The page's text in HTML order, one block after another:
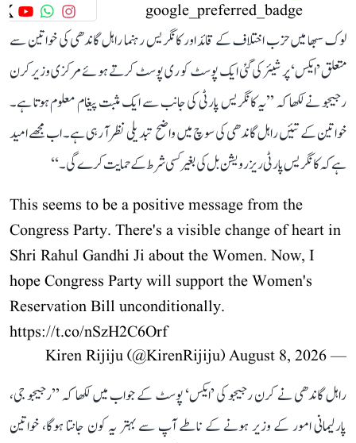
لوک سبھا میں حزب اختلاف کے قائد اور کانگریس رہنما راہل گاندھی کی خواتین سے
متعلق ’ایکس‘ پر شیئر کی گئی ایک پوسٹ کو ری پوسٹ کرتے ہوئے مرکزی وزیر کرن
رجیجو نے لکھا کہ ’’یہ کانگریس پارٹی کی جانب سے ایک مثبت پیغام معلوم ہوتا ہے۔
خواتین کے تئیں راہل گاندھی کی سوچ میں واضح تبدیلی نظر آ رہی ہے۔ اب مجھے امید
ہے کہ کانگریس پارٹی ریزرویشن بل کی بغیر کسی شرط کے حمایت کرے گی۔‘‘
This seems to be a positive message from the
Congress Party. There's a visible change of heart in
Shri Rahul Gandhi Ji about the Women. Now, I
hope Congress Party will support the Women's
Reservation Bill unconditionally.
https://t.co/nSzH2C6Orf
— Kiren Rijiju (@KirenRijiju)
August 8, 2026
راہل گاندھی نے کرن رجیجو کی ’ایکس‘ پوسٹ کے جواب میں لکھا کہ ’’رجیجو جی،
پارلیمانی امور کے وزیر ہونے کے ناطے آپ سے بہتر یہ کون جانتا ہوگا، خواتین